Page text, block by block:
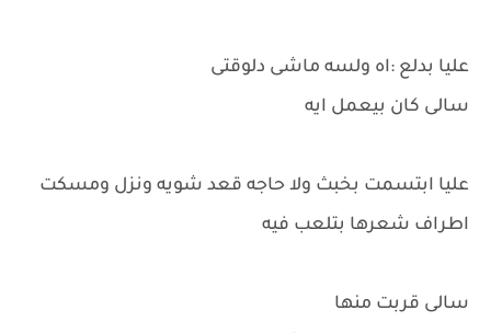
عليا بدلع :اه ولسه ماشى دلوقتى
سالى كان بيعمل ايه
عليا ابتسمت بخبث ولا حاجه قعد شويه ونزل ومسكت
اطراف شعرها بتلعب فيه
سالى قربت منها